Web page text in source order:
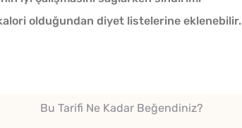
olduğundan diyet listelerine eklenebilir.
Bu Tarifi Ne Kadar Beğendiniz?